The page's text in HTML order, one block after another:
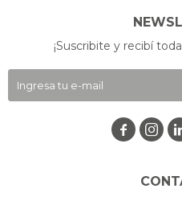
¡Suscribite y recibí
 